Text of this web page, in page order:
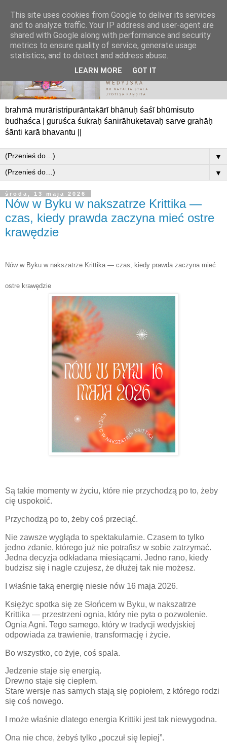
brahmā murāristripurāntakārī bhānuḥ śaśī bhūmisuto
budhaśca | guruśca śukraḥ śanirāhuketavaḥ sarve grahāḥ
śānti karā bhavantu ||
▼
▼
środa, 13 maja 2026
Nów w Byku w nakszatrze Krittika —
czas, kiedy prawda zaczyna mieć ostre
krawędzie
Nów w Byku w nakszatrze Krittika — czas, kiedy prawda zaczyna mieć
ostre krawędzie
Są takie momenty w życiu, które nie przychodzą po to, żeby
cię uspokoić.
Przychodzą po to, żeby coś przeciąć.
Nie zawsze wygląda to spektakularnie. Czasem to tylko
jedno zdanie, którego już nie potrafisz w sobie zatrzymać.
Jedna decyzja odkładana miesiącami. Jedno rano, kiedy
budzisz się i nagle czujesz, że dłużej tak nie możesz.
I właśnie taką energię niesie nów 16 maja 2026.
Księżyc spotka się ze Słońcem w Byku, w nakszatrze
Krittika — przestrzeni ognia, który nie pyta o pozwolenie.
Ognia Agni. Tego samego, który w tradycji wedyjskiej
odpowiada za trawienie, transformację i życie.
Bo wszystko, co żyje, coś spala.
Jedzenie staje się energią.
Drewno staje się ciepłem.
Stare wersje nas samych stają się popiołem, z którego rodzi
się coś nowego.
I może właśnie dlatego energia Krittiki jest tak niewygodna.
Ona nie chce, żebyś tylko „poczuł się lepiej”.
This site uses cookies from Google to deliver its services
and to analyze traffic. Your IP address and user-agent are
shared with Google along with performance and security
metrics to ensure quality of service, generate usage
statistics, and to detect and address abuse.
LEARN MORE GOT IT